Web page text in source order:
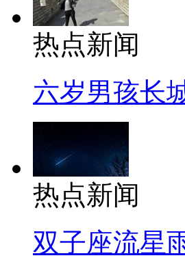
热点新闻
六岁男孩长
热点新闻
双子座流星